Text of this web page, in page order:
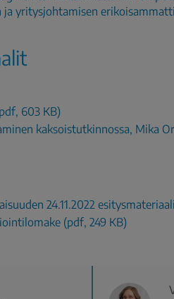
yritysjohtamisen
603 KB)
kaksoistutkinnossa, Mika
24.11.2022
(pdf, 249 KB)